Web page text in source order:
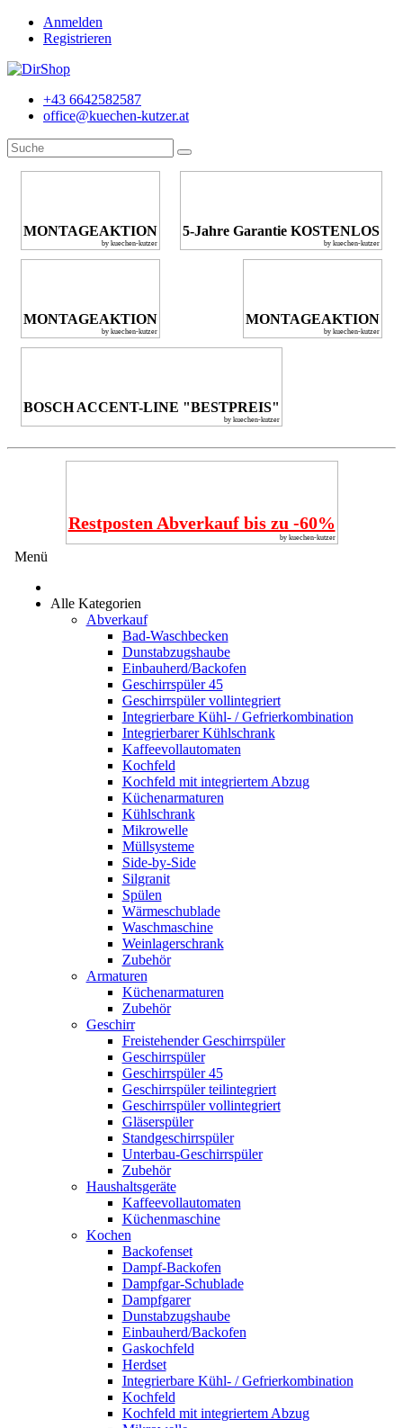
Anmelden
Registrieren
+43 6642582587
office@kuechen-kutzer.at
MONTAGEAKTION
by kuechen-kutzer
5-Jahre Garantie KOSTENLOS
by kuechen-kutzer
MONTAGEAKTION
by kuechen-kutzer
MONTAGEAKTION
by kuechen-kutzer
BOSCH ACCENT-LINE "BESTPREIS"
by kuechen-kutzer
Restposten Abverkauf bis zu -60%
by kuechen-kutzer
Menü
Alle Kategorien
Abverkauf
Bad-Waschbecken
Dunstabzugshaube
Einbauherd/Backofen
Geschirrspüler 45
Geschirrspüler vollintegriert
Integrierbare Kühl- / Gefrierkombination
Integrierbarer Kühlschrank
Kaffeevollautomaten
Kochfeld
Kochfeld mit integriertem Abzug
Küchenarmaturen
Kühlschrank
Mikrowelle
Müllsysteme
Side-by-Side
Silgranit
Spülen
Wärmeschublade
Waschmaschine
Weinlagerschrank
Zubehör
Armaturen
Küchenarmaturen
Zubehör
Geschirr
Freistehender Geschirrspüler
Geschirrspüler
Geschirrspüler 45
Geschirrspüler teilintegriert
Geschirrspüler vollintegriert
Gläserspüler
Standgeschirrspüler
Unterbau-Geschirrspüler
Zubehör
Haushaltsgeräte
Kaffeevollautomaten
Küchenmaschine
Kochen
Backofenset
Dampf-Backofen
Dampfgar-Schublade
Dampfgarer
Dunstabzugshaube
Einbauherd/Backofen
Gaskochfeld
Herdset
Integrierbare Kühl- / Gefrierkombination
Kochfeld
Kochfeld mit integriertem Abzug